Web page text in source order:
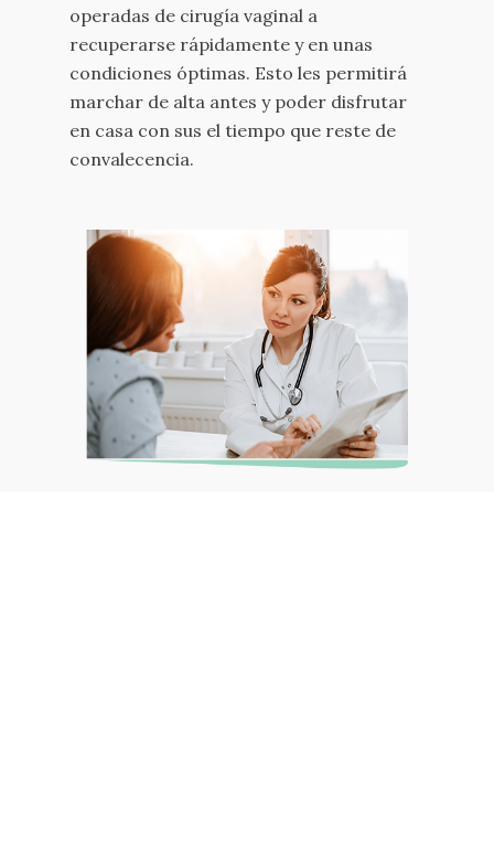
operadas de cirugía vaginal a
recuperarse rápidamente y en unas
condiciones óptimas. Esto les permitirá
marchar de alta antes y poder disfrutar
en casa con sus el tiempo que reste de
convalecencia.